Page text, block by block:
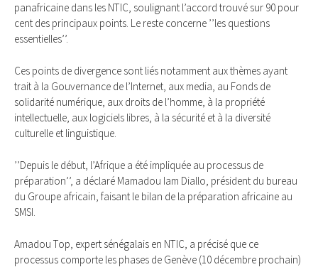
panafricaine dans les NTIC, soulignant l’accord trouvé sur 90 pour
cent des principaux points. Le reste concerne ’’les questions
essentielles’’.
Ces points de divergence sont liés notamment aux thèmes ayant
trait à la Gouvernance de l’Internet, aux media, au Fonds de
solidarité numérique, aux droits de l’homme, à la propriété
intellectuelle, aux logiciels libres, à la sécurité et à la diversité
culturelle et linguistique.
’’Depuis le début, l’Afrique a été impliquée au processus de
préparation’’, a déclaré Mamadou Iam Diallo, président du bureau
du Groupe africain, faisant le bilan de la préparation africaine au
SMSI.
Amadou Top, expert sénégalais en NTIC, a précisé que ce
processus comporte les phases de Genève (10 décembre prochain)